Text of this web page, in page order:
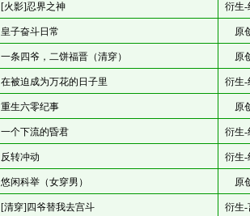
[火影]忍界之神 衍生-
皇子奋斗日常 原
一条四爷，二饼福晋（清穿） 原
在被迫成为万花的日子里 衍生-
重生六零纪事 原
一个下流的昏君 衍生-
反转冲动 衍生-
悠闲科举（女穿男） 原
[清穿]四爷替我去宫斗 衍生-